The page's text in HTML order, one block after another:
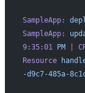
SampleApp:
SampleApp:
9:35:01 PM
Resource
-d9c7-485a-